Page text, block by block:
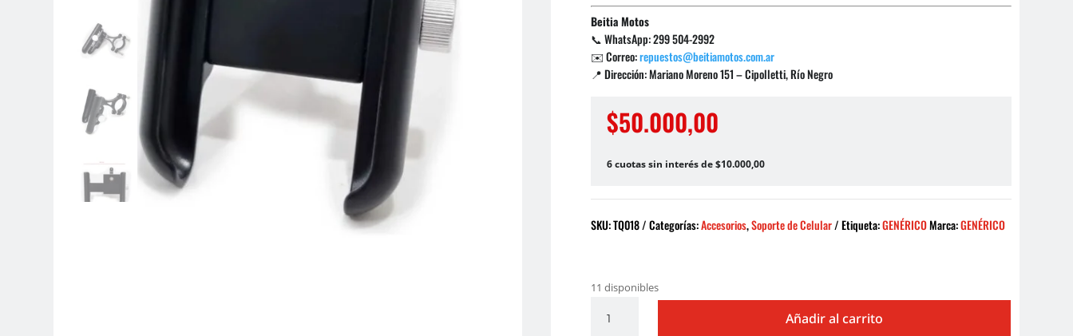
Beitia Motos
📞 WhatsApp: 299 504-2992
✉️ Correo:repuestos@beitiamotos.com.ar
📍 Dirección: Mariano Moreno 151 – Cipolletti, Río Negro
$50.000,00
6 cuotas sin interés de $10.000,00
SKU:TQ018 Categorías:Accesorios,Soporte de Celular Etiqueta:GENÉRICOMarca:GENÉRICO
11 disponibles
CELULAR
Añadir al carrito